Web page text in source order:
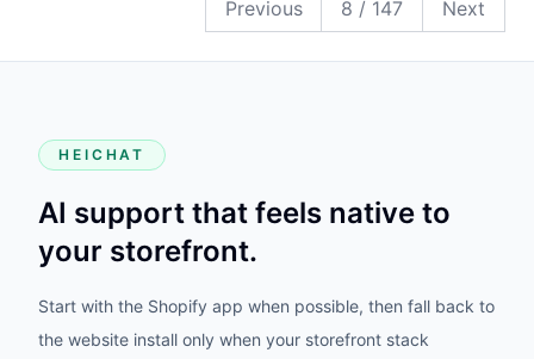
Previous 8 / 147 Next
HEICHAT
AI support that feels native to
your storefront.
Start with the Shopify app when possible, then fall back to
the website install only when your storefront stack